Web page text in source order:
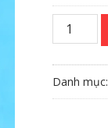
Phụ
cụt
Danh mục: